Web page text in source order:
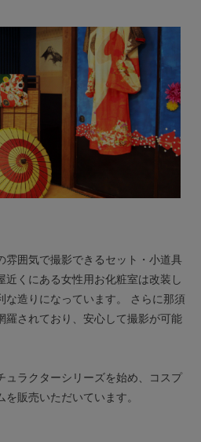
雰囲気で撮影できるセット・小道具
近くにある女性用お化粧室は改装し
な造りになっています。 さらに那須
羅されており、安心して撮影が可能
ュラクターシリーズを始め、コスプ
販売いただいています。